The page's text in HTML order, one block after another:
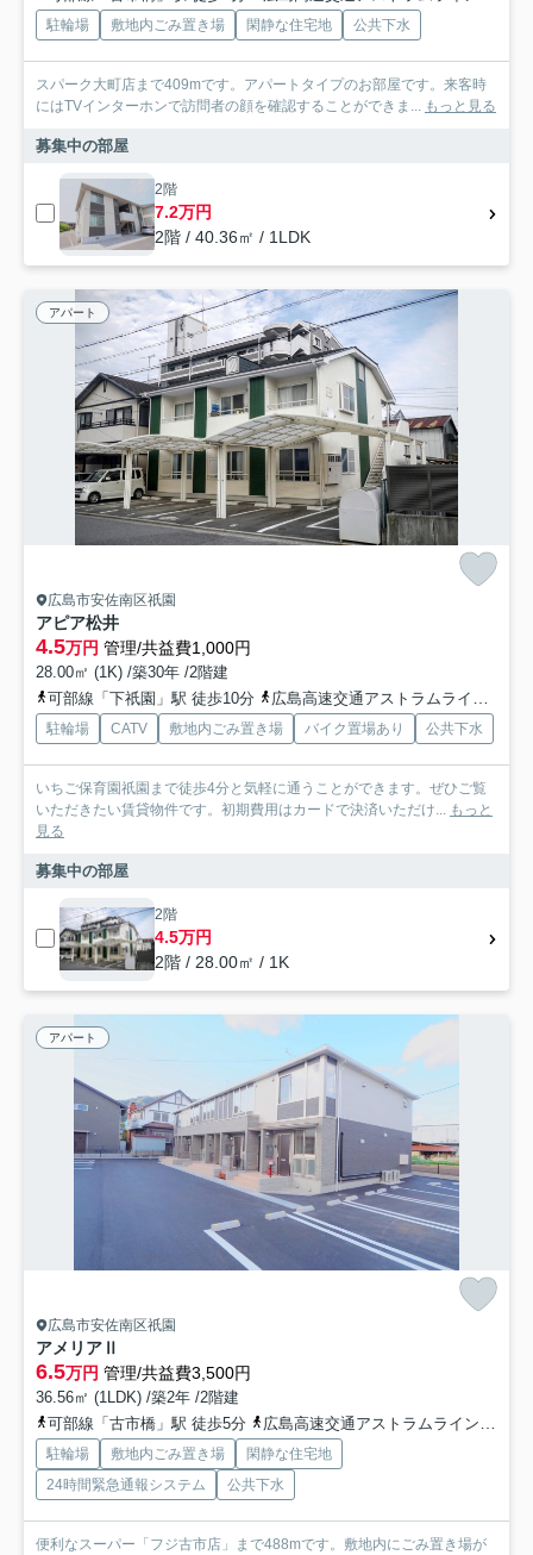
駐輪場 敷地内ごみ置き場 閑静な住宅地 公共下水
スパーク大町店まで409mです。アパートタイプのお部屋です。来客時
にはTVインターホンで訪問者の顔を確認することができま...
もっと見る
募集中の部屋
2階
7.2万円
2階 / 40.36㎡ / 1LDK
アパート
広島市安佐南区祇園
アピア松井
4.5万円 管理/共益費1,000円
28.00㎡ (1K) /築30年 /2階建
可部線「下祇園」駅 徒歩10分
広島高速交通アストラムライン「祇園新橋北」駅 徒歩22分
駐輪場 CATV 敷地内ごみ置き場 バイク置場あり 公共下水
いちご保育園祇園まで徒歩4分と気軽に通うことができます。ぜひご覧
いただきたい賃貸物件です。初期費用はカードで決済いただけ...
もっと
見る
募集中の部屋
2階
4.5万円
2階 / 28.00㎡ / 1K
アパート
広島市安佐南区祇園
アメリアⅡ
6.5万円 管理/共益費3,500円
36.56㎡ (1LDK) /築2年 /2階建
可部線「古市橋」駅 徒歩5分
広島高速交通アストラムライン「中筋」駅 徒歩15分
駐輪場 敷地内ごみ置き場
閑静な住宅地
24時間緊急通報システム
公共下水
便利なスーパー「フジ古市店」まで488mです。敷地内にごみ置き場が